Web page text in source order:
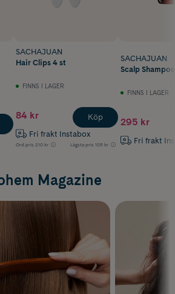
SACHAJUAN
Hair Clips 4 st
FINNS I LAGER
84 kr
Fri frakt Instabox
Ord.pris 210 kr Lägsta pris 105 kr
Köp
SACHAJUAN
Scalp
FINNS I LAGER
295 kr
Fri frakt
Magazine